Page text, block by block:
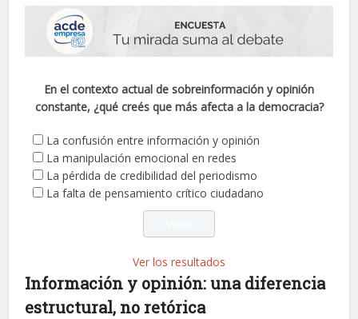
En el contexto actual de sobreinformación y opinión
constante, ¿qué creés que más afecta a la democracia?
La confusión entre información y opinión
La manipulación emocional en redes
La pérdida de credibilidad del periodismo
La falta de pensamiento crítico ciudadano
Ver los resultados
Información y opinión: una diferencia
estructural, no retórica